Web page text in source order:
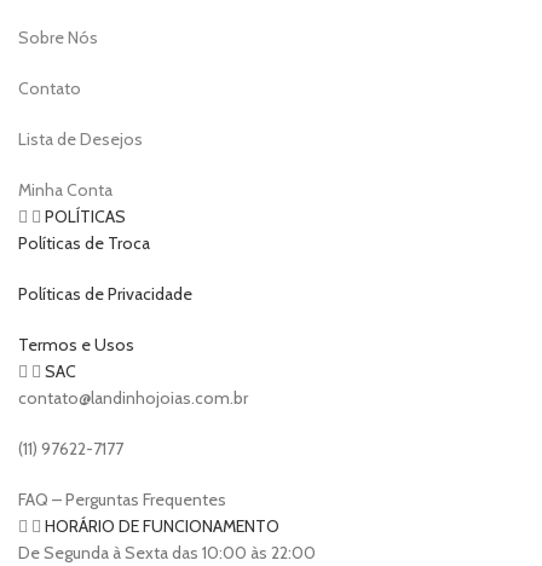
Sobre Nós
Contato
Lista de Desejos
Minha Conta
POLÍTICAS
Políticas de Troca
Políticas de Privacidade
Termos e Usos
SAC
contato@landinhojoias.com.br
(11) 97622-7177
FAQ – Perguntas Frequentes
HORÁRIO DE FUNCIONAMENTO
De Segunda à Sexta das 10:00 às 22:00